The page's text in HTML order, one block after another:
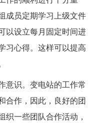
成员定期学习上级文件
以设立每月固定时间进
习心得。这样可以提高
意识。变电站的工作常
合作，因此，良好的团
织一些团队合作活动，